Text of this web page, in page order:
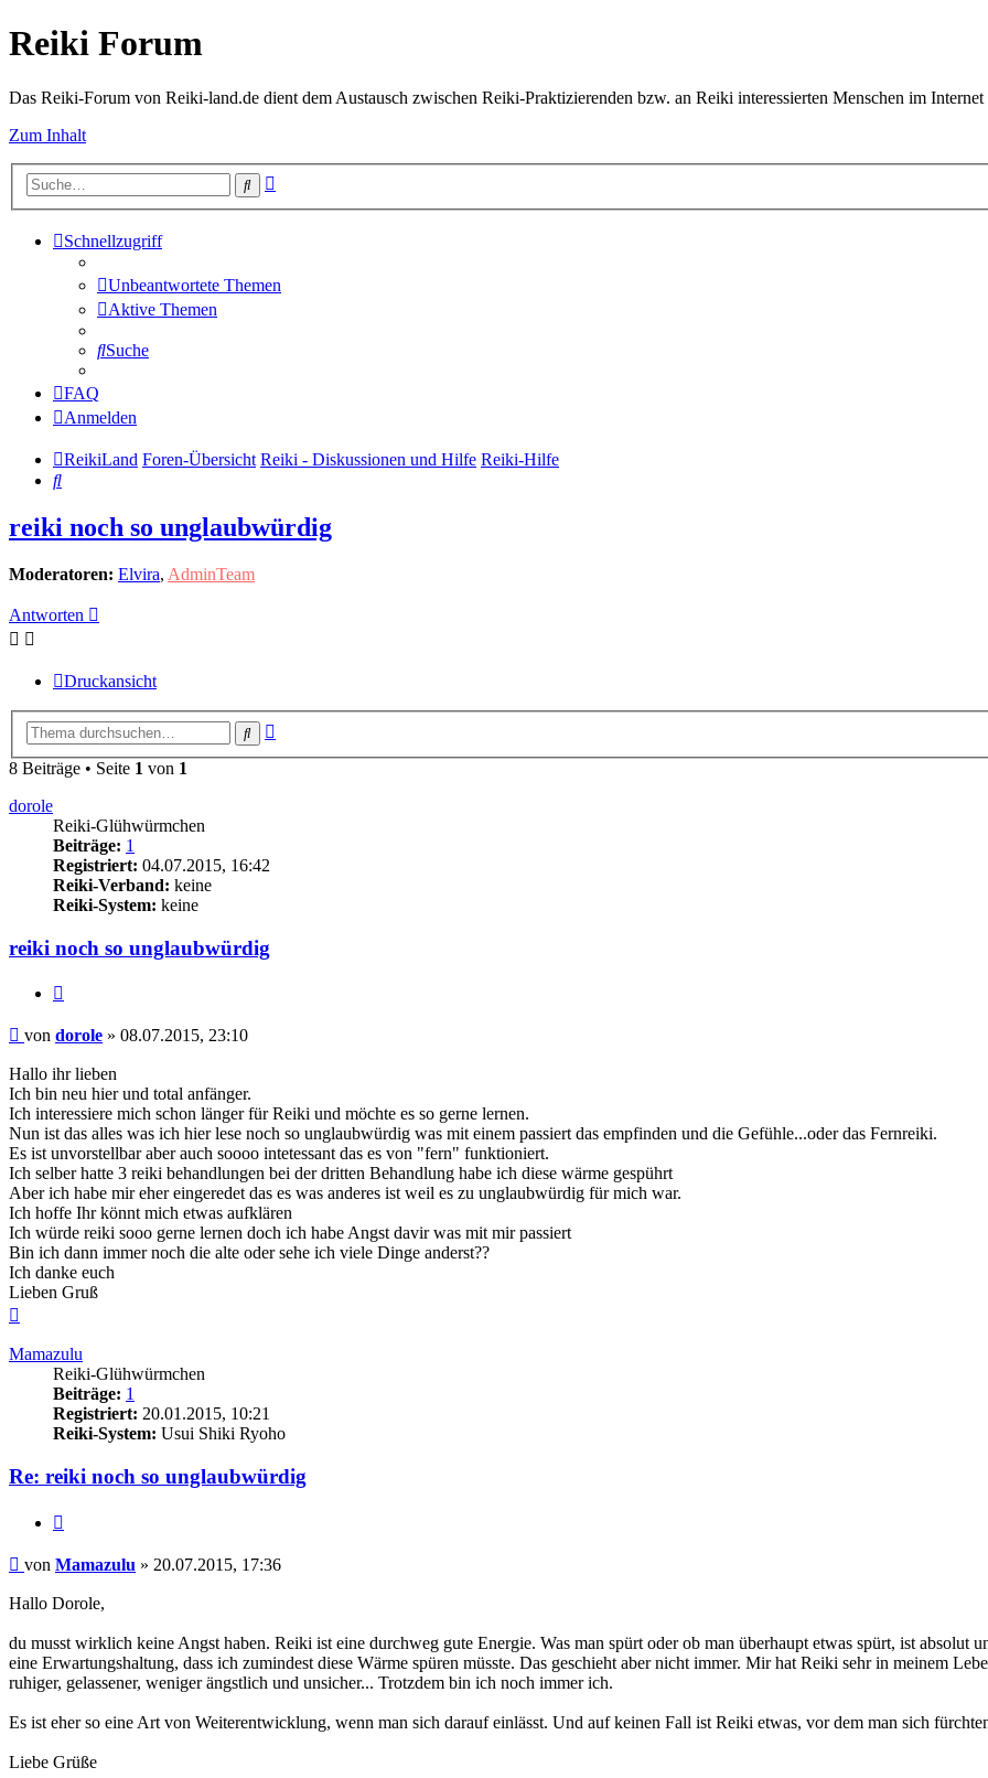
Reiki Forum
Das Reiki-Forum von Reiki-land.de dient dem Austausch zwischen Reiki-Praktizierenden bzw. an Reiki interessierten Menschen im Internet
Zum Inhalt
Suche
Schnellzugriff
Unbeantwortete Themen
Aktive Themen
Suche
FAQ
Anmelden
ReikiLand Foren-Übersicht Reiki - Diskussionen und Hilfe Reiki-Hilfe
Suche
reiki noch so unglaubwürdig
Moderatoren: Elvira, AdminTeam
Antworten
Druckansicht
Suche
8 Beiträge • Seite 1 von 1
dorole
Reiki-Glühwürmchen
Beiträge: 1
Registriert: 04.07.2015, 16:42
Reiki-Verband: keine
Reiki-System: keine
reiki noch so unglaubwürdig
Beitrag
von dorole » 08.07.2015, 23:10
Hallo ihr lieben
Ich bin neu hier und total anfänger.
Ich interessiere mich schon länger für Reiki und möchte es so gerne lernen.
Nun ist das alles was ich hier lese noch so unglaubwürdig was mit einem passiert das empfinden und die Gefühle...oder das Fernreiki.
Es ist unvorstellbar aber auch soooo intetessant das es von "fern" funktioniert.
Ich selber hatte 3 reiki behandlungen bei der dritten Behandlung habe ich diese wärme gespührt
Aber ich habe mir eher eingeredet das es was anderes ist weil es zu unglaubwürdig für mich war.
Ich hoffe Ihr könnt mich etwas aufklären
Ich würde reiki sooo gerne lernen doch ich habe Angst davir was mit mir passiert
Bin ich dann immer noch die alte oder sehe ich viele Dinge anderst??
Ich danke euch
Lieben Gruß
Mamazulu
Reiki-Glühwürmchen
Beiträge: 1
Registriert: 20.01.2015, 10:21
Reiki-System: Usui Shiki Ryoho
Re: reiki noch so unglaubwürdig
Beitrag
von Mamazulu » 20.07.2015, 17:36
Hallo Dorole,
du musst wirklich keine Angst haben. Reiki ist eine durchweg gute Energie. Was man spürt oder ob man überhaupt etwas spürt, ist absolut
eine Erwartungshaltung, dass ich zumindest diese Wärme spüren müsste. Das geschieht aber nicht immer. Mir hat Reiki sehr in meinem
ruhiger, gelassener, weniger ängstlich und unsicher... Trotzdem bin ich noch immer ich.
Es ist eher so eine Art von Weiterentwicklung, wenn man sich darauf einlässt. Und auf keinen Fall ist Reiki etwas, vor dem man sich
Liebe Grüße